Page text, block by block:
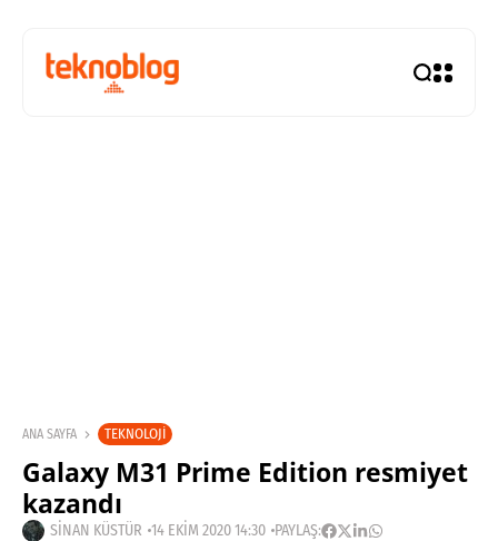
ANA SAYFA TEKNOLOJI
Galaxy M31 Prime Edition resmiyet
kazandı
SINAN KÜSTÜR 14 EKIM 2020 14:30 PAYLAŞ: